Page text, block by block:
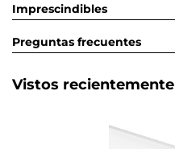
Imprescindibles
Preguntas frecuentes
Vistos recientemente